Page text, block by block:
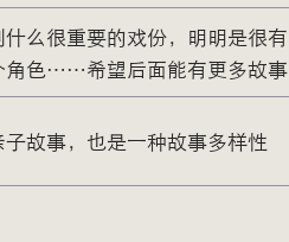
什么很重要的戏份，明明是很有
角色……希望后面能有更多故事
故事，也是一种故事多样性